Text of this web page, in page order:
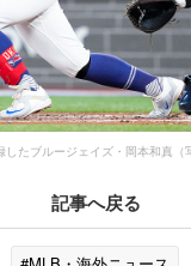
たブルージェイズ・岡本和真（
記事へ戻る